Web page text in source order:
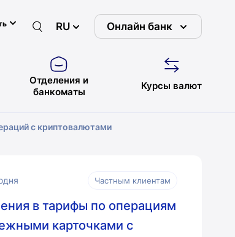
RU Онлайн банк
Отделения и
банкоматы
Курсы валют
с криптовалютами
Частным клиентам
в тарифы по операциям
карточками с